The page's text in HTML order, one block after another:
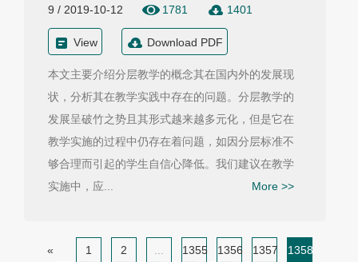
9 / 2019-10-12
1781 1401
View Download PDF
本文主要介绍分层教学的概念其在国内外的发展现
状，分析其在教学实践中存在的问题。分层教学的
发展呈破竹之势且其形式越来越多元化，但是它在
教学实施的过程中仍存在着问题，如因分层标准不
够合理而引起的学生自信心降低。我们建议在教学
实施中，应...
More >>
« 1 2 1355 1356 1357
1358